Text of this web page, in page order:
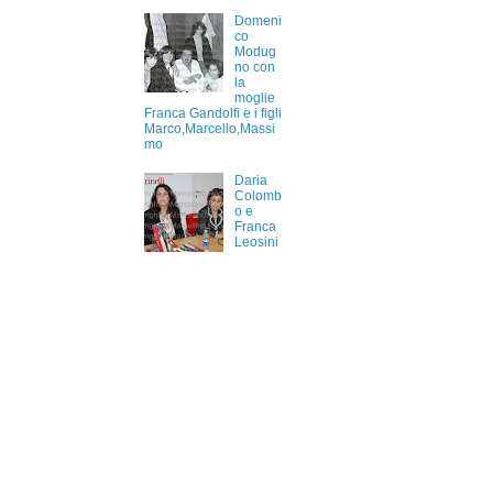
Domeni
co
Modug
no con
la
moglie
Franca Gandolfi e i figli
Marco,Marcello,Massi
mo
Daria
Colomb
o e
Franca
Leosini